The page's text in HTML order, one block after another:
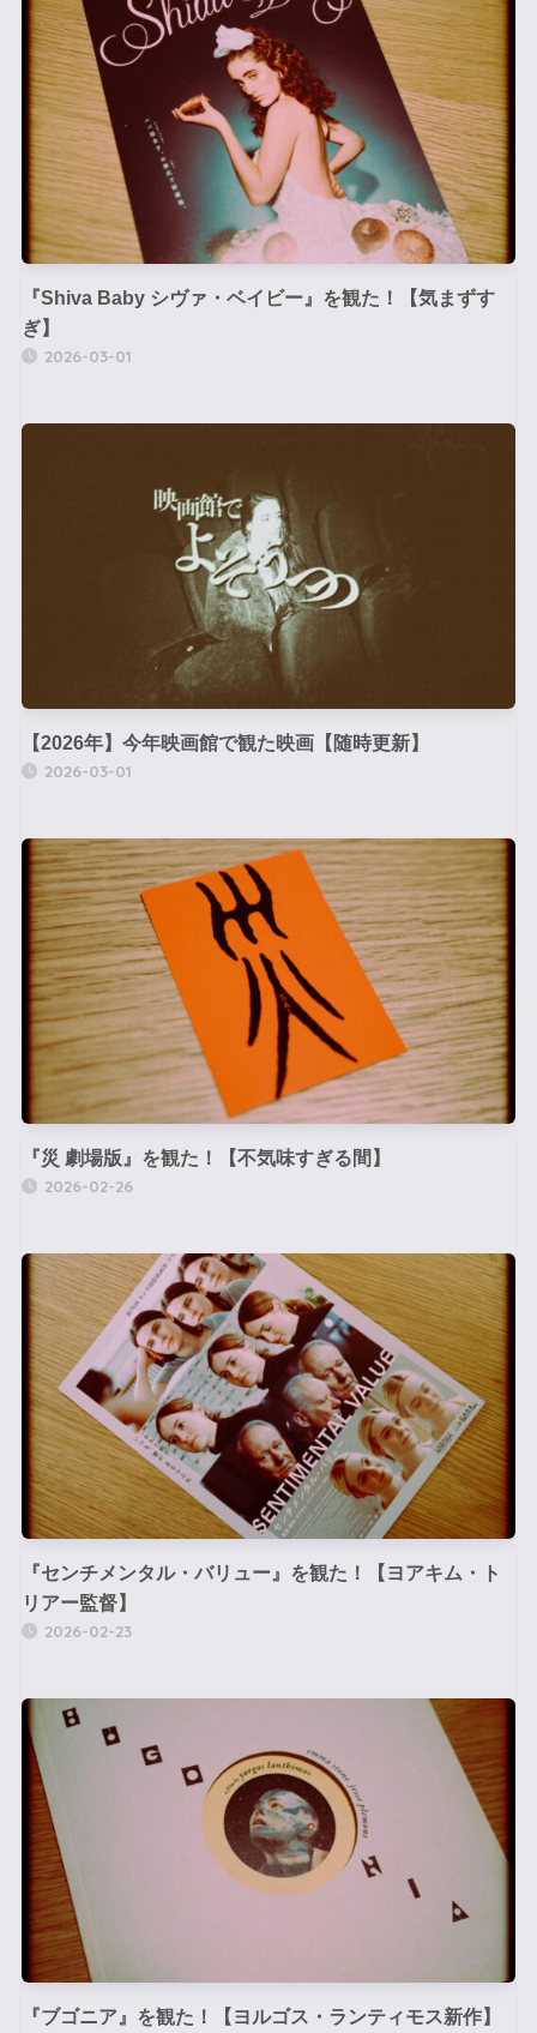
『Shiva Baby シヴァ・ベイビー』を観た！【気まずす
ぎ】
2026-03-01
【2026年】今年映画館で観た映画【随時更新】
2026-03-01
『災 劇場版』を観た！【不気味すぎる間】
2026-02-26
『センチメンタル・バリュー』を観た！【ヨアキム・ト
リアー監督】
2026-02-23
『ブゴニア』を観た！【ヨルゴス・ランティモス新作】